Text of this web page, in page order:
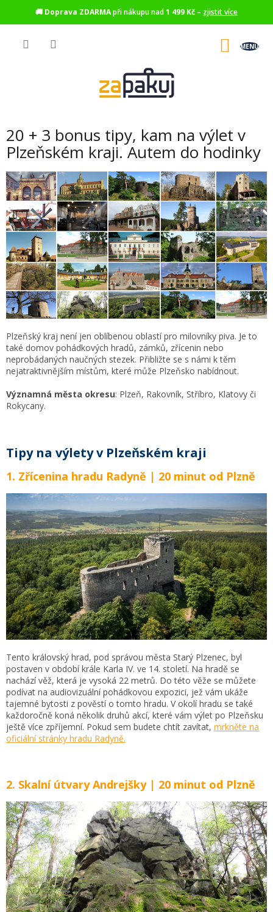
🚚 Doprava ZDARMApři nákupu nad1 499 Kč – zjistit více
20 + 3 bonus tipy, kam na výlet v
Plzeňském kraji. Autem do hodinky
Plzeňský kraj není jen oblíbenou oblastí pro milovníky piva. Je to
také domov pohádkových hradů, zámků, zřícenin nebo
neprobádaných naučných stezek. Přibližte se s námi k těm
nejatraktivnějším místům, které může Plzeňsko nabídnout.
Významná města okresu: Plzeň, Rakovník, Stříbro, Klatovy či
Rokycany.
Tipy na výlety v Plzeňském kraji
1. Zřícenina hradu Radyně | 20 minut od Plzně
Tento královský hrad, pod správou města Starý Plzenec, byl
postaven v období krále Karla IV. ve 14. století. Na hradě se
nachází věž, která je vysoká 22 metrů. Do této věže se můžete
podívat na audiovizuální pohádkovou expozici, jež vám ukáže
tajemné bytosti z pověstí o tomto hradu. V okolí hradu se také
každoročně koná několik druhů akcí, které vám výlet po Plzeňsku
ještě více zpříjemní. Pokud sem budete chtít zavítat, mrkněte na
oficiální stránky hradu Radyně.
2. Skalní útvary Andrejšky | 20 minut od Plzně